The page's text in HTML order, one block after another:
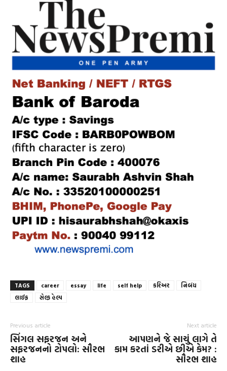
TAGS career essay life self help કરિઅર
નિબંધ
લાઈફ
સેલ્ફ હેલ્પ
Previous article
સિંગલ સફરજન અને
સફરજનનો ટોપલો: સૌરભ
શાહ
Next article
આપણને જે સાચું લાગે તે
કામ કરતાં ડરીએ છીએ કેમ? :
સૌરભ શાહ